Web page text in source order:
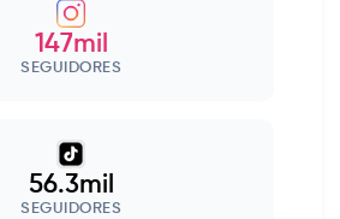
147mil
SEGUIDORES
56.3mil
SEGUIDORES